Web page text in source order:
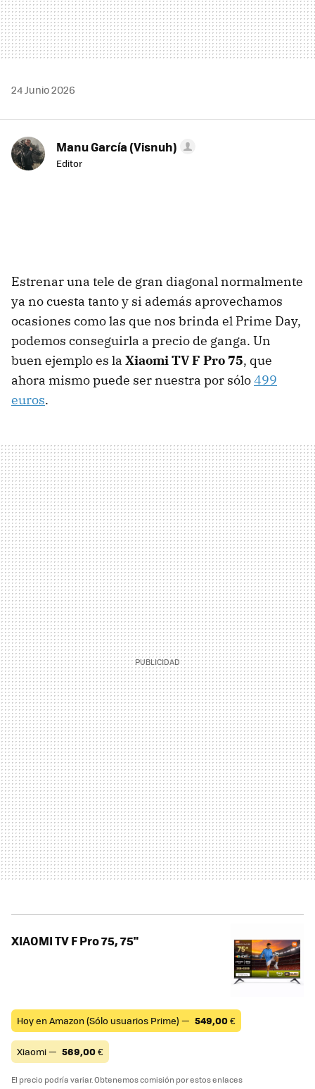
24 Junio 2026
Manu García (Visnuh)
Editor
Estrenar una tele de gran diagonal normalmente
ya no cuesta tanto y si además aprovechamos
ocasiones como las que nos brinda el Prime Day,
podemos conseguirla a precio de ganga. Un
buen ejemplo es la Xiaomi TV F Pro 75, que
ahora mismo puede ser nuestra por sólo499
euros.
XIAOMI TV F Pro 75, 75"
Hoy en Amazon (Sólo usuarios Prime) — 549,00€
Xiaomi — 569,00€
El precio podría variar. Obtenemos comisión por estos enlaces